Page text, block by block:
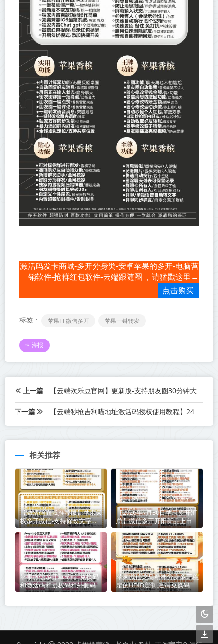
激活码发卡商城-多开分身类-安卓苹果的多开-电脑营
销软件-抢群红包软件-云端跟随圈 ，请猛戳这里→
点击购买
标签： 苹果TF微信多开 苹果一键转发
海报
上一篇 【云端欢乐豆官网】更新版-支持朋友圈30分钟大视频
下一篇 【云端秒抢吉利喵地址激活码授权使用教程】24小时自动云端抢红包
相关推荐
【激活码商城推荐版】苹果天
权多开微信-支持修改文字修
改内容
【2026年7月30日苹果多开汇
总】微信多开开阳新品上市
苹果微信多开草莓熊_兑换码
和激活码和授权码和外侧码还
有活动码如何分辨
苹果微信龙马精神分身多开稳
定的UDID定制,邀请兑换码购
买